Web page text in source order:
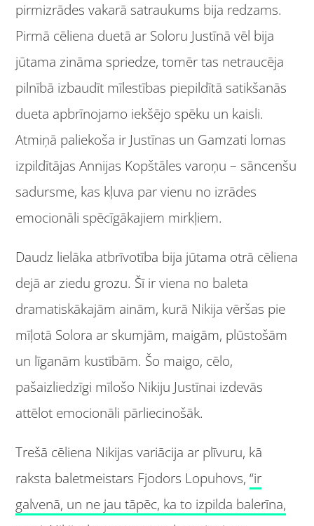
pirmizrādes vakarā satraukums bija redzams.
Pirmā cēliena duetā ar Soloru Justīnā vēl bija
jūtama zināma spriedze, tomēr tas netraucēja
pilnībā izbaudīt mīlestības piepildītā satikšanās
dueta apbrīnojamo iekšējo spēku un kaisli.
Atmiņā paliekoša ir Justīnas un Gamzati lomas
izpildītājas Annijas Kopštāles varoņu – sāncenšu
sadursme, kas kļuva par vienu no izrādes
emocionāli spēcīgākajiem mirkļiem.
Daudz lielāka atbrīvotība bija jūtama otrā cēliena
dejā ar ziedu grozu. Šī ir viena no baleta
dramatiskākajām ainām, kurā Nikija vēršas pie
mīļotā Solora ar skumjām, maigām, plūstošām
un līganām kustībām. Šo maigo, cēlo,
pašaizliedzīgi mīlošo Nikiju Justīnai izdevās
attēlot emocionāli pārliecinošāk.
Trešā cēliena Nikijas variācija ar plīvuru, kā
raksta baletmeistars Fjodors Lopuhovs,“ir
galvenā, un ne jau tāpēc, ka to izpilda balerīna,